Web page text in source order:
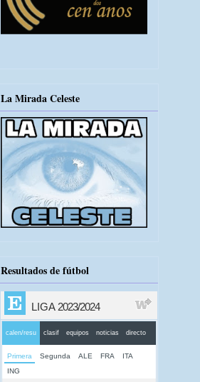
La Mirada Celeste
Resultados de fútbol